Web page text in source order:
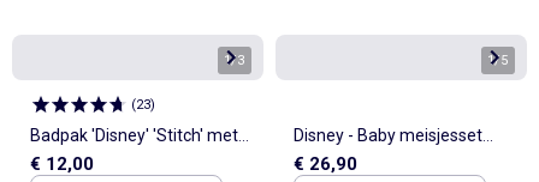
1/3
(23)
Badpak 'Disney' 'Stitch' met
strepen
€ 12,00
1/5
Disney - Baby meisjesset
Stitch
€ 26,90